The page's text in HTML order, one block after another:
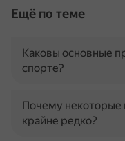
Ещё по теме
Каковы основные
спорте?
Почему некоторые
крайне редко?